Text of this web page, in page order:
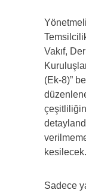
Vakıf,
(Ek-8)”
kesilecek.
Sadece